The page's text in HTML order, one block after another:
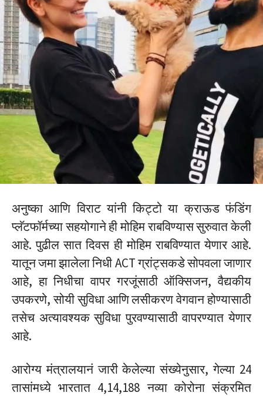
अनुष्का आणि विराट यांनी किट्टो या क्राऊड फंडिंग
प्लॅटफॉर्मच्या सहयोगाने ही मोहिम राबविण्यास सुरुवात केली
आहे. पुढील सात दिवस ही मोहिम राबविण्यात येणार आहे.
यातून जमा झालेला निधी ACT ग्रांट्सकडे सोपवला जाणार
आहे, हा निधीचा वापर गरजूंसाठी ऑक्सिजन, वैद्यकीय
उपकरणे, सोयी सुविधा आणि लसीकरण वेगवान होण्यासाठी
तसेच अत्यावश्यक सुविधा पुरवण्यासाठी वापरण्यात येणार
आहे.
आरोग्य मंत्रालयानं जारी केलेल्या संख्येनुसार, गेल्या 24
तासांमध्ये भारतात 4,14,188 नव्या कोरोना संक्रमित